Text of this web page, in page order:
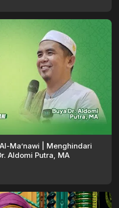
Ma’nawi | Menghindari
Aldomi Putra, MA